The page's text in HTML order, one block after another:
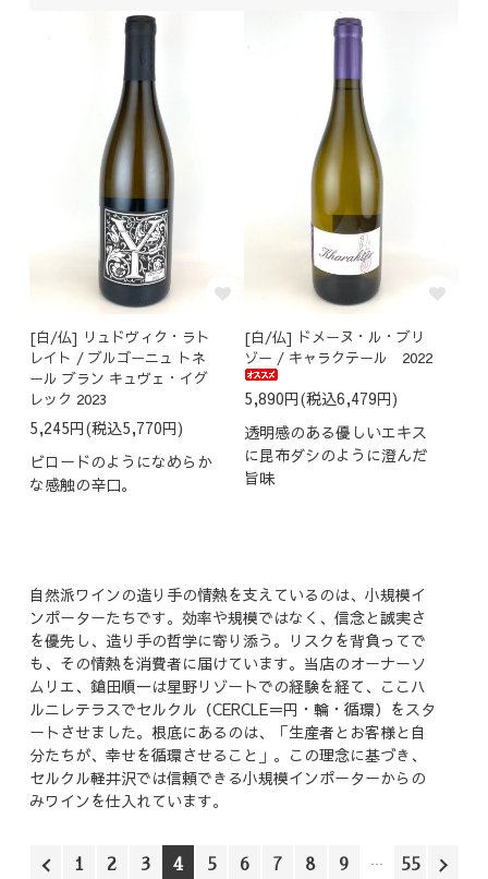
[白/仏] リュドヴィク・ラト
レイト / ブルゴーニュ トネ
ール ブラン キュヴェ・イグ
レック 2023
5,245円(税込5,770円)
ビロードのようになめらか
な感触の辛口。
[白/仏] ドメーヌ・ル・ブリ
ゾー / キャラクテール 2022
5,890円(税込6,479円)
透明感のある優しいエキス
に昆布ダシのように澄んだ
旨味
自然派ワインの造り手の情熱を支えているのは、小規模イ
ンポーターたちです。効率や規模ではなく、信念と誠実さ
を優先し、造り手の哲学に寄り添う。リスクを背負ってで
も、その情熱を消費者に届けています。当店のオーナーソ
ムリエ、鎗田順一は星野リゾートでの経験を経て、ここハ
ルニレテラスでセルクル（CERCLE＝円・輪・循環）をスタ
ートさせました。根底にあるのは、「生産者とお客様と自
分たちが、幸せを循環させること」。この理念に基づき、
セルクル軽井沢では信頼できる小規模インポーターからの
みワインを仕入れています。
1 2 3 4 5 6 7 8 9 55